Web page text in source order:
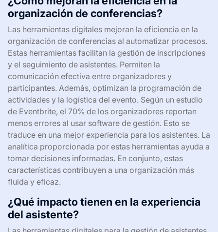
organización de conferencias?
Las herramientas digitales mejoran la eficiencia en la
organización de conferencias al automatizar procesos.
Estas herramientas facilitan la gestión de inscripciones
y el seguimiento de asistentes. Permiten la
comunicación efectiva entre organizadores y
participantes. Además, optimizan la programación de
actividades y la logística del evento. Según un estudio
de Eventbrite, el 70% de los organizadores reportan
menos errores al usar software de gestión. Esto se
traduce en una mejor experiencia para los asistentes. La
analítica proporcionada por estas herramientas ayuda a
tomar decisiones informadas. En conjunto, estas
características contribuyen a una organización más
fluida y eficaz.
¿Qué impacto tienen en la experiencia
del asistente?